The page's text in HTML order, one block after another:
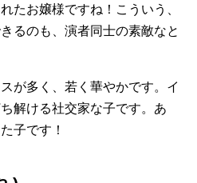
たお嬢様ですね！こういう、
るのも、演者同士の素敵なと
が多く、若く華やかです。イ
解ける社交家な子です。あ
子です！